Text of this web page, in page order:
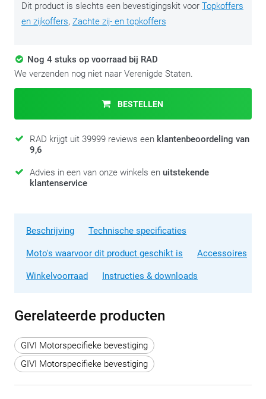
Dit product is slechts een bevestigingskit voor Topkoffers
en zijkoffers, Zachte zij- en topkoffers
Nog 4 stuks op voorraad bij RAD
We verzenden nog niet naar Verenigde Staten.
BESTELLEN
RAD krijgt uit 39999 reviews een klantenbeoordeling van
9,6
Advies in een van onze winkels en uitstekende
klantenservice
Beschrijving Technische specificaties
Moto's waarvoor dit product geschikt is Accessoires
Winkelvoorraad Instructies & downloads
Gerelateerde producten
GIVI Motorspecifieke bevestiging
GIVI Motorspecifieke bevestiging